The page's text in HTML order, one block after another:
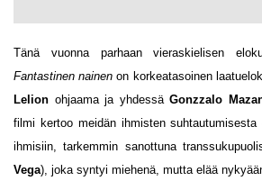
Tänä vuonna parhaan vieraskielisen
Fantastinen nainen on korkeatasoinen
Lelion ohjaama ja yhdessäGonzzalo
filmi kertoo meidän ihmisten
ihmisiin, tarkemmin sanottuna
Vega), joka syntyi miehenä, mutta elää